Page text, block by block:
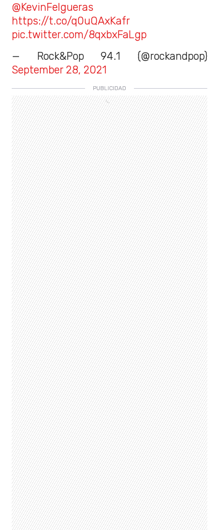
@KevinFelgueras
https://t.co/q0uQAxKafr
pic.twitter.com/8qxbxFaLgp
— Rock&Pop 94.1 (@rockandpop)
September 28, 2021